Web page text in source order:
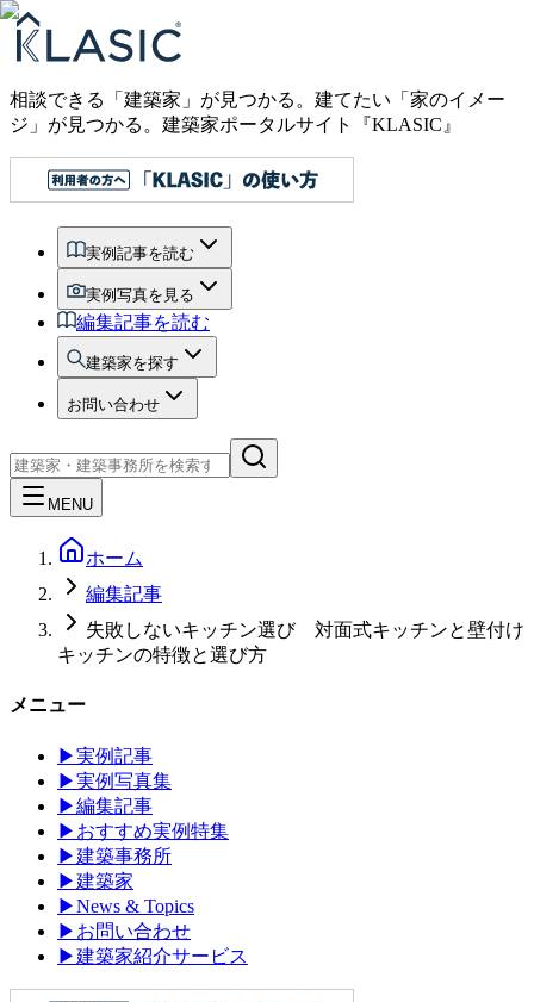
相談できる「建築家」が見つかる。建てたい「家のイメー
ジ」が見つかる。 建築家ポータルサイト『KLASIC』
実例記事を読む
実例写真を見る
編集記事を読む
建築家を探す
お問い合わせ
MENU
ホーム
編集記事
失敗しないキッチン選び 対面式キッチンと壁付け
キッチンの特徴と選び方
メニュー
▶実例記事
▶実例写真集
▶編集記事
▶ おすすめ実例特集
▶建築事務所
▶建築家
▶News & Topics
▶ お問い合わせ
▶建築家紹介サービス